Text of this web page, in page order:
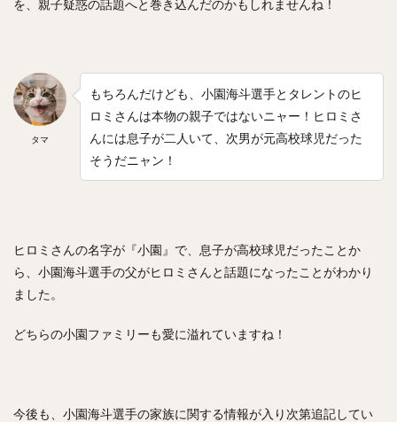
を、親子疑惑の話題へと巻き込んだのかもしれませんね！
タマ
もちろんだけども、小園海斗選手とタレントのヒ
ロミさんは本物の親子ではないニャー！ヒロミさ
んには息子が二人いて、次男が元高校球児だった
そうだニャン！
ヒロミさんの名字が『小園』で、息子が高校球児だったことか
ら、小園海斗選手の父がヒロミさんと話題になったことがわかり
ました。
どちらの小園ファミリーも愛に溢れていますね！
今後も、小園海斗選手の家族に関する情報が入り次第追記してい